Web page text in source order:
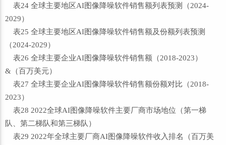
表24 全球主要地区AI图像降噪软件销售额列表预测（2024-
2029）
表25 全球主要地区AI图像降噪软件销售额及份额列表预测
（2024-2029）
表26 全球主要企业AI图像降噪软件销售额（2018-2023）
&（百万美元）
表27 全球主要企业AI图像降噪软件销售额份额对比（2018-
2023）
表28 2022全球AI图像降噪软件主要厂商市场地位（第一梯
队、第二梯队和第三梯队）
表29 2022年全球主要厂商AI图像降噪软件收入排名（百万美